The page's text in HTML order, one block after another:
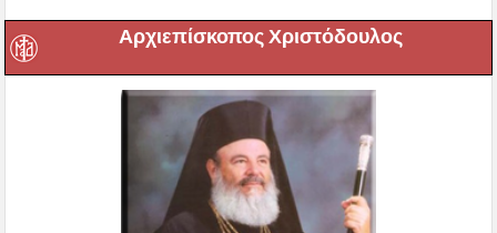
Αρχιεπίσκοπος Χριστόδουλος